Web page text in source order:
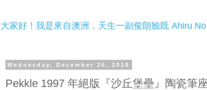
大家好！我是來自澳洲，天生一副俊朗臉既 Ahiru
Wednesday, December 26, 2018
Pekkle 1997 年絕版『沙丘堡壘』陶瓷筆